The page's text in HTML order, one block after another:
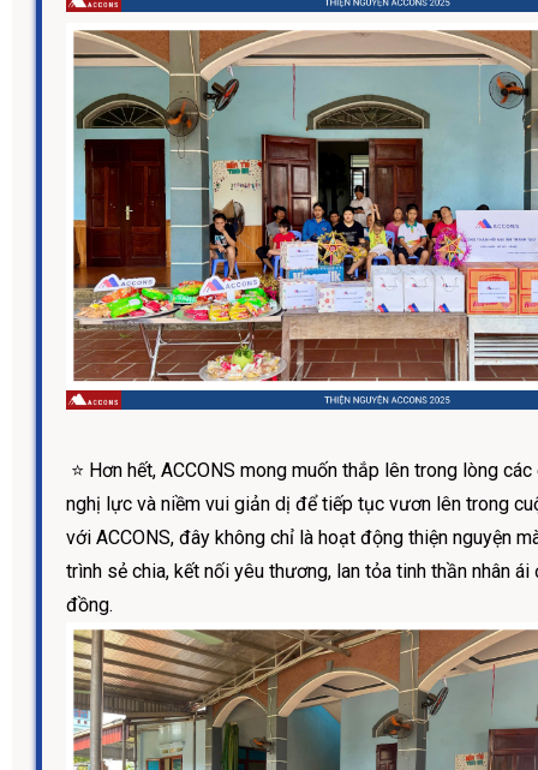
⭐️ Hơn hết, ACCONS mong muốn thắp lên trong lòng
nghị lực và niềm vui giản dị để tiếp tục vươn lên trong
với ACCONS, đây không chỉ là hoạt động thiện nguyện
trình sẻ chia, kết nối yêu thương, lan tỏa tinh thần nhân ái
đồng.